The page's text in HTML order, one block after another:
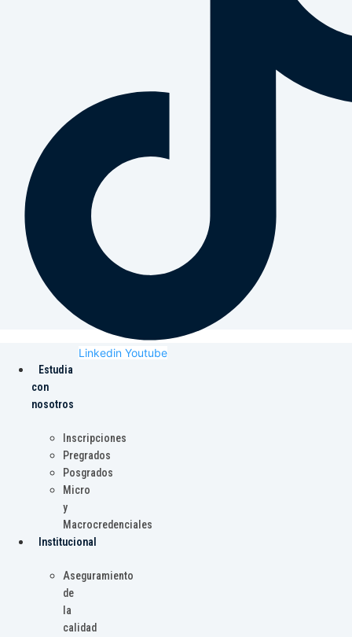
Linkedin Youtube
Estudia
con
nosotros
Inscripciones
Pregrados
Posgrados
Micro
y
Macrocredenciales
Institucional
Aseguramiento
de
la
calidad